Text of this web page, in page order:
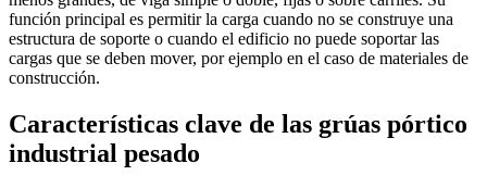
función principal es permitir la carga cuando no se construye una
estructura de soporte o cuando el edificio no puede soportar las
cargas que se deben mover, por ejemplo en el caso de materiales de
construcción.
Características clave de las grúas pórtico
industrial pesado